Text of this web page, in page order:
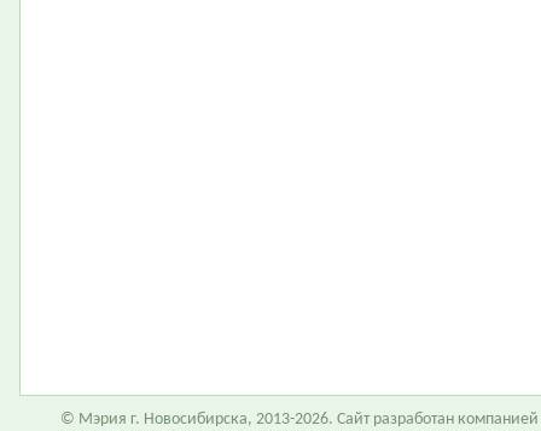
© Мэрия г. Новосибирска, 2013-2026. Сайт разработан компанией